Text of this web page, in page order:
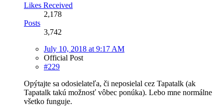
Likes Received
2,178
Posts
3,742
July 10, 2018 at 9:17 AM
Official Post
#229
Opýtajte sa odosielateľa, či neposielal cez Tapatalk (ak
Tapatalk takú možnosť vôbec ponúka). Lebo mne normálne
všetko funguje.